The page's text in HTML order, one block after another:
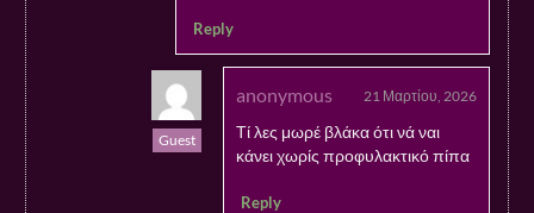
Reply
Guest
anonymous 21 Μαρτίου, 2026
Τί λες μωρέ βλάκα ότι νά ναι
κάνει χωρίς προφυλακτικό πίπα
Reply